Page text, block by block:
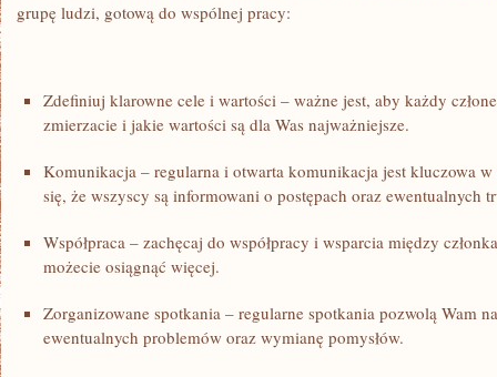
grupę ludzi,⁤ gotową​ do ⁤wspólnej pracy:
Zdefiniuj klarowne cele i wartości – ważne jest, aby każdy
zmierzacie i jakie wartości są dla Was najważniejsze.
Komunikacja – regularna i otwarta komunikacja jest kluczowa w
się, że wszyscy są informowani o‍ postępach ⁣oraz ewentualnych
Współpraca – ⁤zachęcaj do ⁤współpracy i wsparcia między
możecie osiągnąć więcej.
Zorganizowane spotkania – regularne spotkania pozwolą Wam
ewentualnych problemów oraz wymianę pomysłów.